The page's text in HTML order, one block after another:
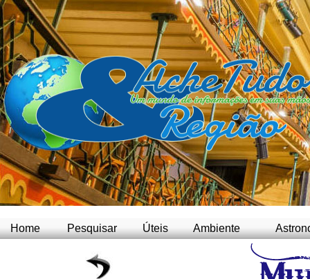
Home Pesquisar Úteis Ambiente